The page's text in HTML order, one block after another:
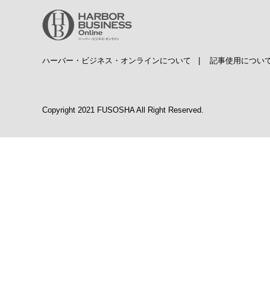
ハーバー・ビジネス・オンラインについて 記事使用につい
Copyright 2021 FUSOSHA All Right Reserved.